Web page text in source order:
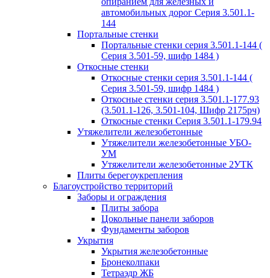
автомобильных дорог Серия 3.501.1-
144
Портальные стенки
Портальные стенки серия 3.501.1-144 (
Серия 3.501-59, шифр 1484 )
Откосные стенки
Откосные стенки серия 3.501.1-144 (
Серия 3.501-59, шифр 1484 )
Откосные стенки серия 3.501.1-177.93
(3.501.1-126, 3.501-104, Шифр 2175рч)
Откосные стенки Серия 3.501.1-179.94
Утяжелители железобетонные
Утяжелители железобетонные УБО-
УМ
Утяжелители железобетонные 2УТК
Плиты берегоукрепления
Благоустройство территорий
Заборы и ограждения
Плиты забора
Цокольные панели заборов
Фундаменты заборов
Укрытия
Укрытия железобетонные
Бронеколпаки
Тетраэдр ЖБ